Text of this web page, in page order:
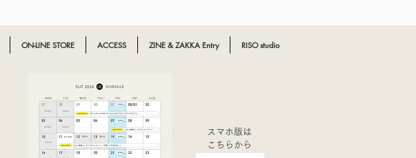
ON-LINE STORE ACCESS ZINE & ZAKKA Entry RISO studio
スマホ版は
こちらから